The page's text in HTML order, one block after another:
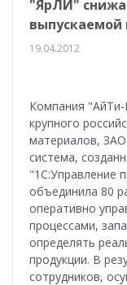
"ЯрЛИ"
выпускаемой
19.04.2012
Компания "АйТи-
крупного
материалов,
система,
"1С:Управление
объединила 80
оперативно
процессами,
определять
продукции. В
сотрудников,